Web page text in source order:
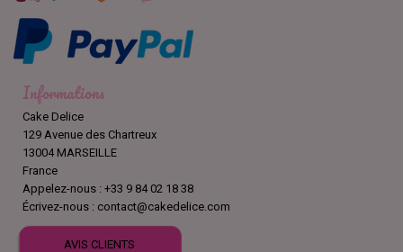
Informations
Cake Delice
129 Avenue des Chartreux
13004 MARSEILLE
France
Appelez-nous : +33 9 84 02 18 38
Écrivez-nous : contact@cakedelice.com
AVIS CLIENTS